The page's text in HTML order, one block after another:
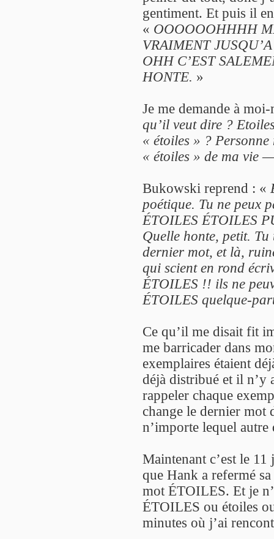
gentiment. Et puis il
« OOOOOOHHHH
VRAIMENT
OHH C’EST
HONTE. »
Je me demande à
qu’il veut dire ?
« étoiles » ?
« étoiles » de ma vie
Bukowski reprend : «
poétique. Tu ne peux
ÉTOILES ÉTOILES
Quelle honte, petit.
dernier mot, et là,
qui scient en rond
ÉTOILES !! ils ne
ÉTOILES quelque-
Ce qu’il me disait fit
me barricader dans
exemplaires étaient
déjà distribué et il n’y
rappeler chaque
change le dernier mot
n’importe lequel
Maintenant c’est le
que Hank a refermé
mot ÉTOILES. Et je
ÉTOILES ou étoiles
minutes où j’ai